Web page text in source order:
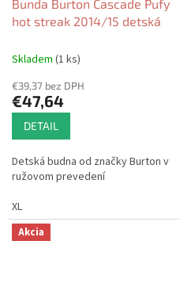
Bunda Burton Cascade Pufy
hot streak 2014/15 detská
Skladem (1 ks)
€39,37 bez DPH
€47,64
DETAIL
Detská budna od značky Burton v
ružovom prevedení
XL
Akcia